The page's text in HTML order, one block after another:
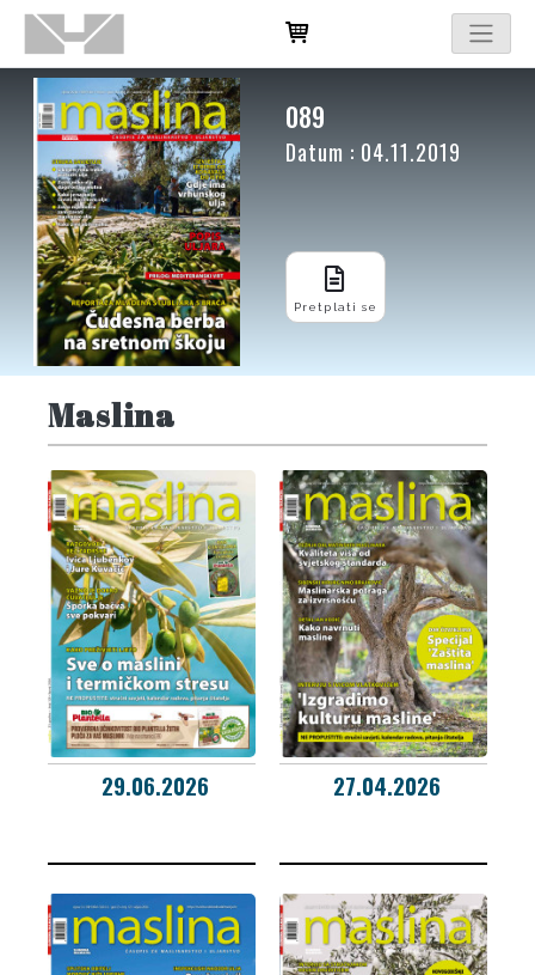
089
Datum : 04.11.2019
Pretplati se
Maslina
29.06.2026 27.04.2026